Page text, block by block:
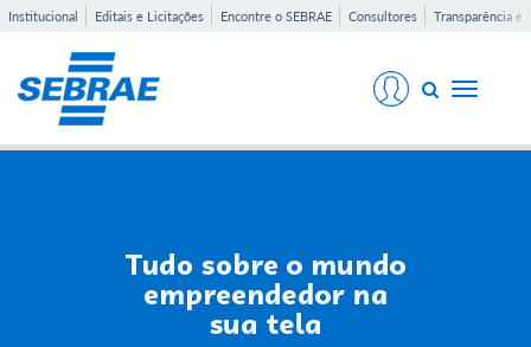
Institucional Editais e Licitações Encontre o SEBRAE Consultores Transparência e
Toggle